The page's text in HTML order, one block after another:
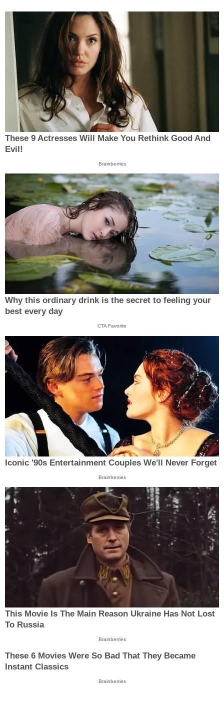
These 9 Actresses Will Make You Rethink Good And
Evil!
Brainberries
Why this ordinary drink is the secret to feeling your
best every day
CTA Favorite
Iconic '90s Entertainment Couples We'll Never Forget
Brainberries
This Movie Is The Main Reason Ukraine Has Not Lost
To Russia
Brainberries
These 6 Movies Were So Bad That They Became
Instant Classics
Brainberries